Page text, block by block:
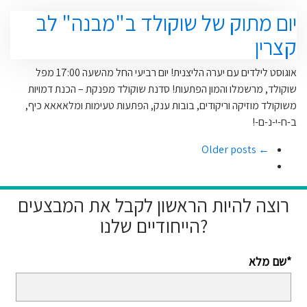
יום מתוק של שוקולד ב"מבנה" לב
קצרין
אוגוסט לילדים עם יערה הליצנית! יום רביעי החל מהשעה 17:00 מפל
שוקולד, מרשמלו והמון הפתעות! סדנת שוקולד מפנקת – הכנת דמויות
משוקולד מוזיקה וריקודים, בובות ענק, הפתעות טעימות ומלאאאא כיף,
ב-ח-י-נ-ם-!
← Older posts
רוצה להיות הראשון לקבל את המבצעים
הייחודיים שלנו?
שם מלא*